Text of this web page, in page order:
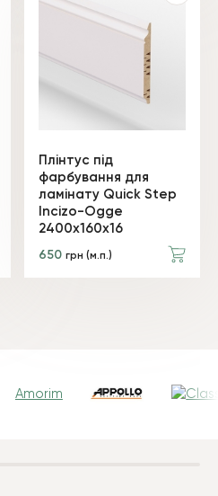
Плінтус під
фарбування для
ламінату Quick Step
Incizo-Ogge
2400x160x16
650 грн (м.п.)
Amorim